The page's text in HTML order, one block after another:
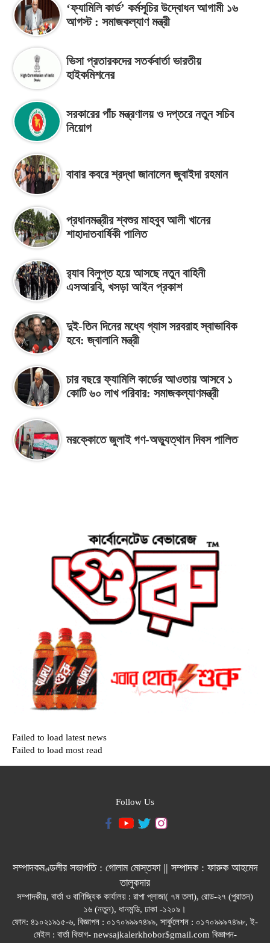
‘ফ্যামিলি কার্ড’ কর্মসূচির উদ্বোধন আগামী ১৬
আগস্ট : সমাজকল্যাণ মন্ত্রী
ভিসা প্রতারকদের সতর্কবার্তা ভারতীয়
হাইকমিশনের
সরকারের পাঁচ মন্ত্রণালয় ও দপ্তরে নতুন সচিব
নিয়োগ
বাবার কবরে শ্রদ্ধা জানালেন জুবাইদা রহমান
প্রধানমন্ত্রীর শ্বশুর মাহবুব আলী খানের
শাহাদাতবার্ষিকী পালিত
র‍্যাব বিলুপ্ত হয়ে আসছে নতুন বাহিনী
এসআরবি, খসড়া আইন প্রকাশ
দুই-তিন দিনের মধ্যে গ্যাস সরবরাহ স্বাভাবিক
হবে: জ্বালানি মন্ত্রী
চার বছরে ফ্যামিলি কার্ডের আওতায় আসবে ১
কোটি ৬০ লাখ পরিবার: সমাজকল্যাণমন্ত্রী
মরক্কোতে জুলাই গণ-অভ্যুত্থান দিবস পালিত
Failed to load latest news
Failed to load most read
Follow Us
সম্পাদকমণ্ডলীর সভাপতি : গোলাম মোস্তফা || সম্পাদক : ফারুক আহমেদ
তালুকদার
সম্পাদকীয়, বার্তা ও বাণিজ্যিক কার্যালয় : রাপা প্লাজা( ৭ম তলা), রোড-২৭ (পুরাতন)
১৬ (নতুন), ধানমন্ডি, ঢাকা -১২০৯।
ফোন: ৪১০২১৯১৫-৬, বিজ্ঞাপন : ০১৭০৯৯৯৭৪৯৯, সার্কুলেশন : ০১৭০৯৯৯৭৪৯৮, ই-
মেইল : বার্তা বিভাগ- newsajkalerkhobor$gmail.com বিজ্ঞাপন-